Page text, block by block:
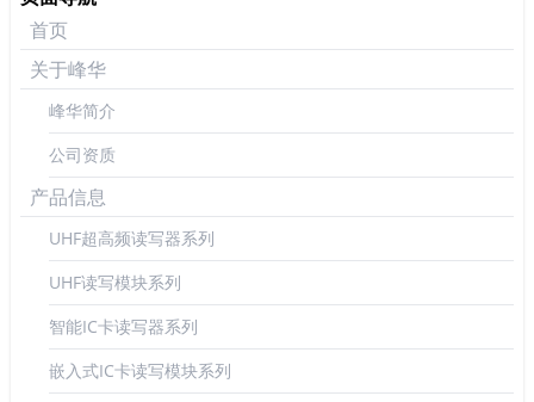
首页
关于峰华
峰华简介
公司资质
产品信息
UHF超高频读写器系列
UHF读写模块系列
智能IC卡读写器系列
嵌入式IC卡读写模块系列